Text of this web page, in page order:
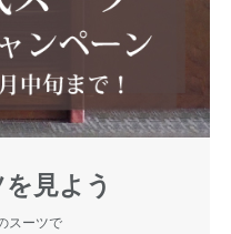
見よう
スーツで